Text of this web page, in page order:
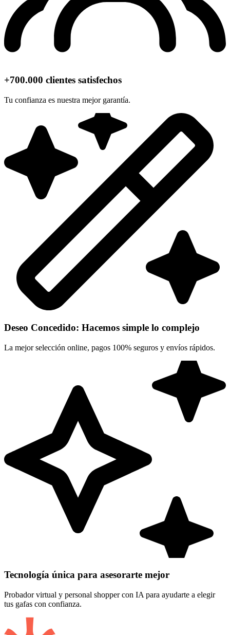
+700.000 clientes satisfechos
Tu confianza es nuestra mejor garantía.
Deseo Concedido: Hacemos simple lo complejo
La mejor selección online, pagos 100% seguros y envíos rápidos.
Tecnología única para asesorarte mejor
Probador virtual y personal shopper con IA para ayudarte a elegir
tus gafas con confianza.